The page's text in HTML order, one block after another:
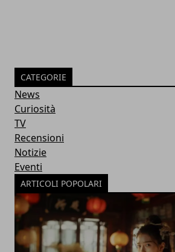
CATEGORIE
News
Curiosità
TV
Recensioni
Notizie
Eventi
ARTICOLI POPOLARI